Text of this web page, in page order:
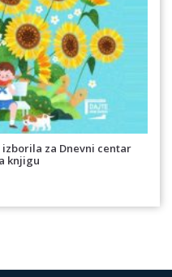
izborila za Dnevni centar
knjigu